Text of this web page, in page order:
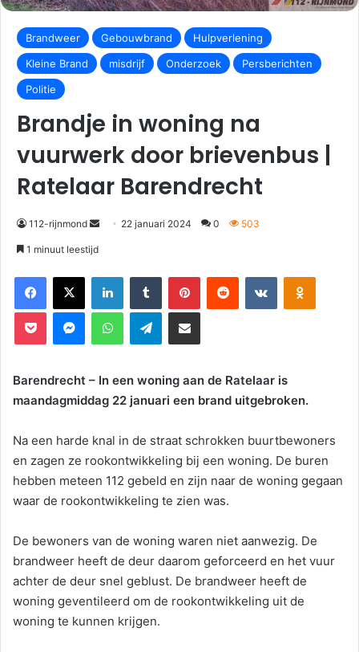
Brandweer Gebouwbrand
Hulpverlening
Kleine Brand
misdrijf Onderzoek
Persberichten
Politie
Brandje in woning na
vuurwerk door brievenbus |
Ratelaar Barendrecht
112-rijnmond 22 januari 2024 0 503
1 minuut leestijd
Facebook
X LinkedInTumblr PinterestReddit VKontakteOdnoklassniki
Pocket MessengerWhatsAppTelegramDeel via E-mail
Barendrecht – In een woning aan de Ratelaar is
maandagmiddag 22 januari een brand uitgebroken.
Na een harde knal in de straat schrokken buurtbewoners
en zagen ze rookontwikkeling bij een woning. De buren
hebben meteen 112 gebeld en zijn naar de woning gegaan
waar de rookontwikkeling te zien was.
De bewoners van de woning waren niet aanwezig. De
brandweer heeft de deur daarom geforceerd en het vuur
achter de deur snel geblust. De brandweer heeft de
woning geventileerd om de rookontwikkeling uit de
woning te kunnen krijgen.